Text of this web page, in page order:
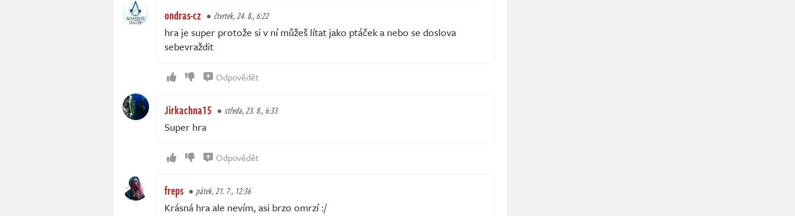
ondras-cz čtvrtek, 24. 8., 6:22
hra je super protože si v ní můžeš lítat jako ptáček a nebo se doslova
sebevraždit
Odpovědět
Jirkachna15 středa, 23. 8., 6:33
Super hra
Odpovědět
freps pátek, 21. 7., 12:36
Krásná hra ale nevím, asi brzo omrzí :/